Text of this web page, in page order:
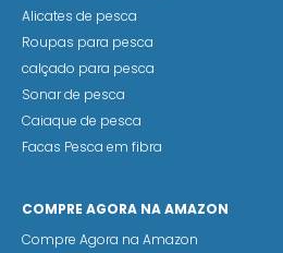
Alicates de pesca
Roupas para pesca
calçado para pesca
Sonar de pesca
Caiaque de pesca
Facas Pesca em fibra
COMPRE AGORA NA AMAZON
Compre Agora na Amazon